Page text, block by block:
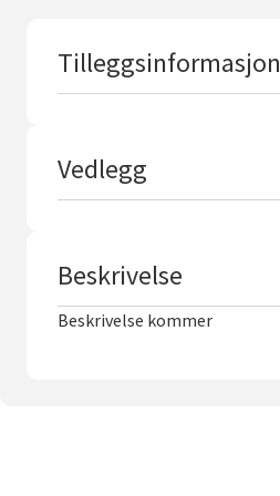
Tilleggsinformasjon
Vedlegg
Beskrivelse
Beskrivelse kommer